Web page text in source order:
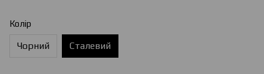
Колір
Чорний Сталевий